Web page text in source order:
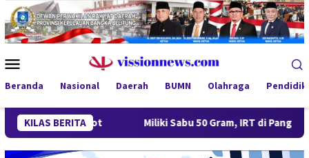
Loncat
ke
konten
Mobile
Beranda Nasional Daerah BUMN Olahraga
KILAS BERITA
Disorot Miliki Sabu 50 Gram, IRT di Pangkalpinang